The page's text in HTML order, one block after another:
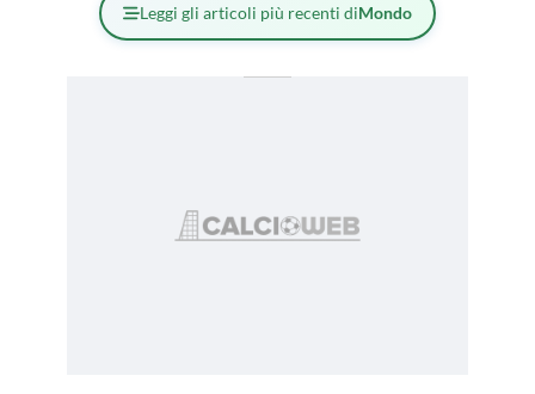
Leggi gli articoli più recenti diMondo